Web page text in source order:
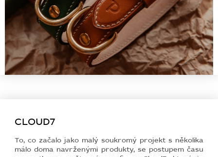
CLOUD7
To, co začalo jako malý soukromý projekt s několika
málo doma navrženými produkty, se postupem času